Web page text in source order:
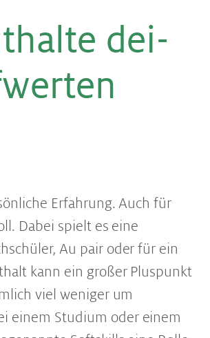
dei­
Erfahrung. Auch für
Dabei spielt es eine
Au pair oder für ein
kann ein großer Pluspunkt
viel weniger um
einem Studium oder einem